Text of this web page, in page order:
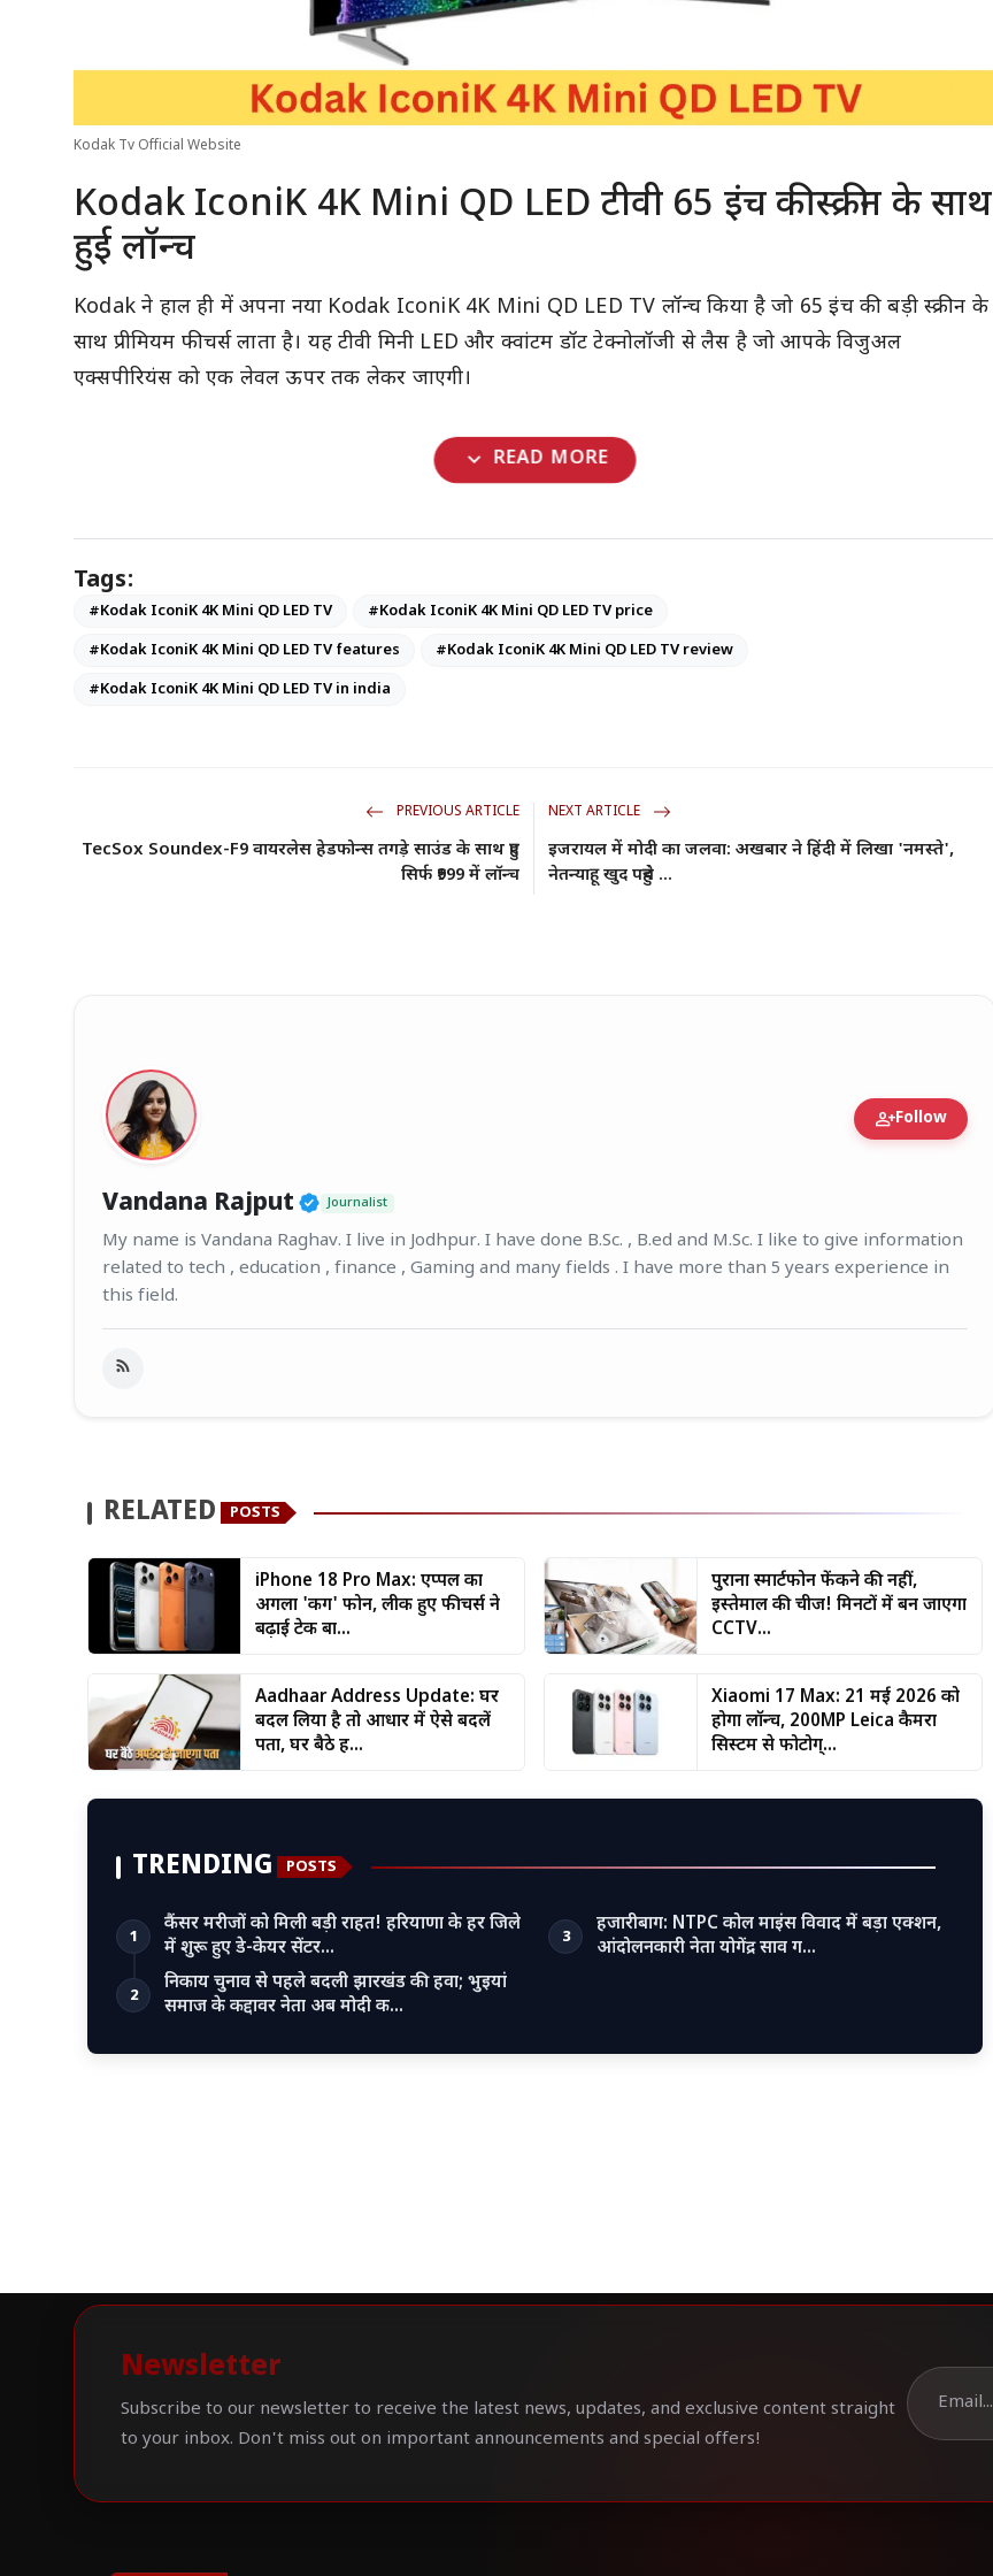
Kodak Tv Official Website
Kodak IconiK 4K Mini QD LED टीवी 65 इंच की स्क्रीन के साथ
हुई लॉन्च
Kodak ने हाल ही में अपना नया Kodak IconiK 4K Mini QD LED TV लॉन्च किया है जो 65 इंच की बड़ी स्क्रीन के
साथ प्रीमियम फीचर्स लाता है। यह टीवी मिनी LED और क्वांटम डॉट टेक्नोलॉजी से लैस है जो आपके विजुअल
एक्सपीरियंस को एक लेवल ऊपर तक लेकर जाएगी।
expand_more READ MORE
Tags:
#Kodak IconiK 4K Mini QD LED TV
#Kodak IconiK 4K Mini QD LED TV price
#Kodak IconiK 4K Mini QD LED TV features
#Kodak IconiK 4K Mini QD LED TV review
#Kodak IconiK 4K Mini QD LED TV in india
PREVIOUS ARTICLE
TecSox Soundex-F9 वायरलेस हेडफोन्स तगड़े साउंड के साथ हुए
सिर्फ ₹999 में लॉन्च
NEXT ARTICLE
इजरायल में मोदी का जलवा: अखबार ने हिंदी में लिखा 'नमस्ते',
नेतन्याहू खुद पहुंचे ...
person_addFollow
Vandana Rajput Verified Public Figure • 27 Mar, 2026
Journalist
My name is Vandana Raghav. I live in Jodhpur. I have done B.Sc. , B.ed and M.Sc. I like to give information
related to tech , education , finance , Gaming and many fields . I have more than 5 years experience in
this field.
RELATED POSTS
iPhone 18 Pro Max: एप्पल का
अगला 'किंग' फोन, लीक हुए फीचर्स ने
बढ़ाई टेक बा...
पुराना स्मार्टफोन फेंकने की नहीं,
इस्तेमाल की चीज! मिनटों में बन जाएगा
CCTV...
Aadhaar Address Update: घर
बदल लिया है तो आधार में ऐसे बदलें
पता, घर बैठे ह...
Xiaomi 17 Max: 21 मई 2026 को
होगा लॉन्च, 200MP Leica कैमरा
सिस्टम से फोटोग्...
TRENDING POSTS
1
कैंसर मरीजों को मिली बड़ी राहत! हरियाणा के हर जिले
में शुरू हुए डे-केयर सेंटर…
2
निकाय चुनाव से पहले बदली झारखंड की हवा; भुइयां
समाज के कद्दावर नेता अब मोदी क…
3
हजारीबाग: NTPC कोल माइंस विवाद में बड़ा एक्शन,
आंदोलनकारी नेता योगेंद्र साव ग…
Newsletter
Subscribe to our newsletter to receive the latest news, updates, and exclusive content straight
to your inbox. Don't miss out on important announcements and special offers!